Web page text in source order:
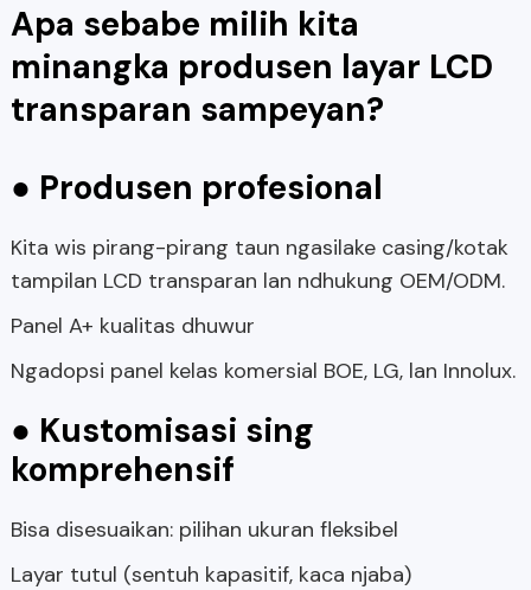
Apa sebabe milih kita
minangka produsen layar LCD
transparan sampeyan?
● Produsen profesional
Kita wis pirang-pirang taun ngasilake casing/kotak
tampilan LCD transparan lan ndhukung OEM/ODM.
Panel A+ kualitas dhuwur
Ngadopsi panel kelas komersial BOE, LG, lan Innolux.
● Kustomisasi sing
komprehensif
Bisa disesuaikan: pilihan ukuran fleksibel
Layar tutul (sentuh kapasitif, kaca njaba)